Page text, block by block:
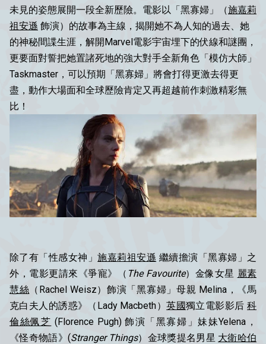
未見的姿態展開一段全新歷險。電影以「黑寡婦」
（施嘉莉
祖安遜 飾演） 的故事為主線，揭開她不為人知的過去、她
的神秘間諜生涯，解開Marvel電影宇宙埋下的伏線和謎團，
更要面對誓把她置諸死地的強大對手全新角色 「模仿大師」
Taskmaster ，可以預期「黑寡婦」將會打得更激去得更
盡，動作大場面和全球歷險肯定又再超越前作刺激精彩無
比！
除了有「性感女神」施嘉莉祖安遜 繼續擔演「黑寡婦」之
外，電影更請來《爭寵》（ The Favourite）金像女星 麗素
慧絲 （Rachel Weisz）飾演「黑寡婦」母親 Melina，《馬
克白夫人的誘惑》（Lady Macbeth）英國獨立電影影后科
倫絲佩芝 (Florence Pugh) 飾演「黑寡婦」妹妹Yelena，
《怪奇物語》(Stranger Things）金球獎提名男星 大衛哈伯